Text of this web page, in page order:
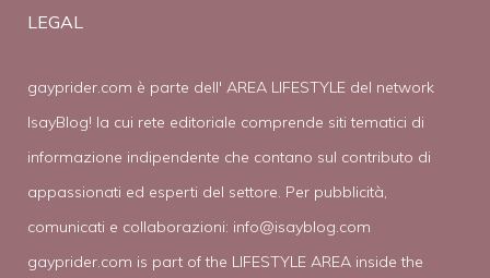
LEGAL
gayprider.com è parte dell' AREA LIFESTYLE del network
IsayBlog! la cui rete editoriale comprende siti tematici di
informazione indipendente che contano sul contributo di
appassionati ed esperti del settore. Per pubblicità,
comunicati e collaborazioni: info@isayblog.com
gayprider.com is part of the LIFESTYLE AREA inside the